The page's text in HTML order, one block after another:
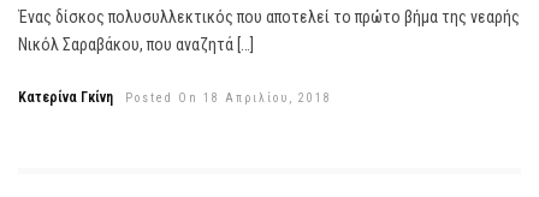
Ένας δίσκος πολυσυλλεκτικός που αποτελεί το πρώτο βήμα της νεαρής
Νικόλ Σαραβάκου, που αναζητά […]
Κατερίνα Γκίνη Posted On 18 Απριλίου, 2018